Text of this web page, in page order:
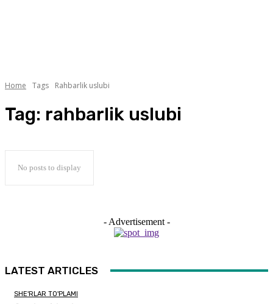
Home Tags Rahbarlik uslubi
Tag: rahbarlik uslubi
No posts to display
- Advertisement -
LATEST ARTICLES
SHE'RLAR TO'PLAMI